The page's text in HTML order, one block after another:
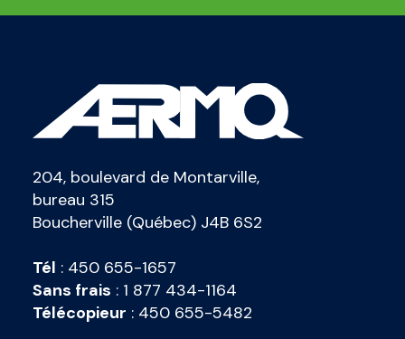
204, boulevard de Montarville,
bureau 315
Boucherville (Québec) J4B 6S2
Tél : 450 655-1657
Sans frais : 1 877 434-1164
Télécopieur : 450 655-5482